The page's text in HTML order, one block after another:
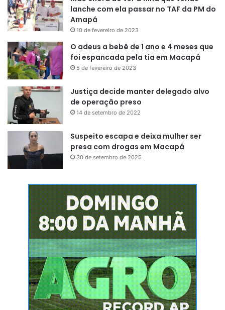
lanche com ela passar no TAF da PM do
Amapá
10 de fevereiro de 2023
O adeus a bebê de 1 ano e 4 meses que
foi espancada pela tia em Macapá
5 de fevereiro de 2023
Justiça decide manter delegado alvo
de operação preso
14 de setembro de 2022
Suspeito escapa e deixa mulher ser
presa com drogas em Macapá
30 de setembro de 2025